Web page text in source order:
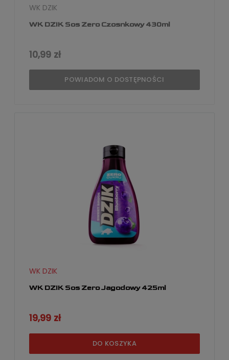
WK DZIK Sos Zero Czosnkowy 430ml
WK DZIK
10,99 zł
POWIADOM O DOSTĘPNOŚCI
WK DZIK Sos Zero Jagodowy 425ml
WK DZIK
19,99 zł
DO KOSZYKA